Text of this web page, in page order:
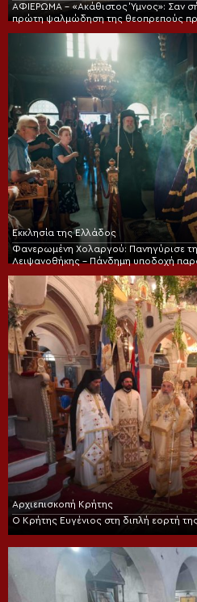
ΑΦΙΕΡΩΜΑ – «Ακάθιστος Ύμνος»: Σαν
πρώτη ψαλμώδηση της θεοπρεπούς
Εκκλησία της Ελλάδος
Φανερωμένη Χολαργού: Πανηγύρισε
Λειψανοθήκης – Πάνδημη υποδοχή
Αρχιεπισκοπή Κρήτης
Ο Κρήτης Ευγένιος στη διπλή εορτή